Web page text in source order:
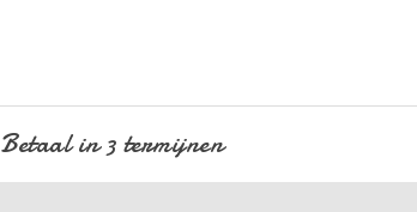
Betaal in 3 termijnen